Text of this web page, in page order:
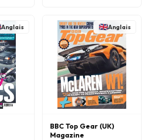
Anglais Anglais
BBC Top Gear (UK)
Magazine